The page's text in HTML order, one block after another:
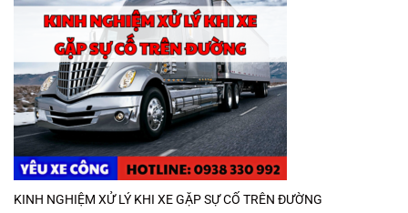
KINH NGHIỆM XỬ LÝ KHI XE GẶP SỰ CỐ TRÊN ĐƯỜNG